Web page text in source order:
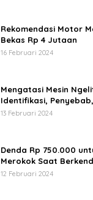
Rekomendasi Motor
Bekas Rp 4 Jutaan
16 Februari 2024
Mengatasi Mesin
Identifikasi,
Solusi
13 Februari 2024
Denda Rp 750.000
Merokok Saat
12 Februari 2024